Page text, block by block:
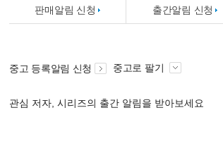
판매알림 신청 출간알림 신청
중고 등록알림 신청 중고로 팔기
관심 저자, 시리즈의 출간 알림을 받아보세요